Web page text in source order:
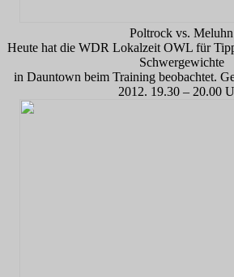
Poltrock vs. Meluhn
Heute hat die WDR Lokalzeit OWL für
Schwergewichte
in Dauntown beim Training beobachtet.
2012. 19.30 – 20.00